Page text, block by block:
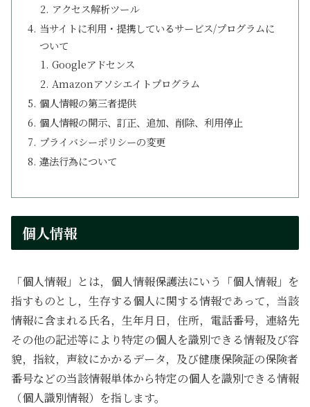
アクセス解析ツール
当サイトに利用・提携しているサービス/プログラムに
ついて
Googleアドセンス
Amazonアソシエイトプログラム
個人情報の第三者提供
個人情報の開示、訂正、追加、削除、利用停止
プライバシーポリシーの変更
違法行為について
個人情報
「個人情報」とは，個人情報保護法にいう「個人情報」を
指すものとし，生存する個人に関する情報であって，当該
情報に含まれる氏名，生年月日，住所，電話番号，連絡先
その他の記述等により特定の個人を識別できる情報及び容
貌，指紋，声紋にかかるデータ，及び健康保険証の保険者
番号などの当該情報単体から特定の個人を識別できる情報
（個人識別情報）を指します。